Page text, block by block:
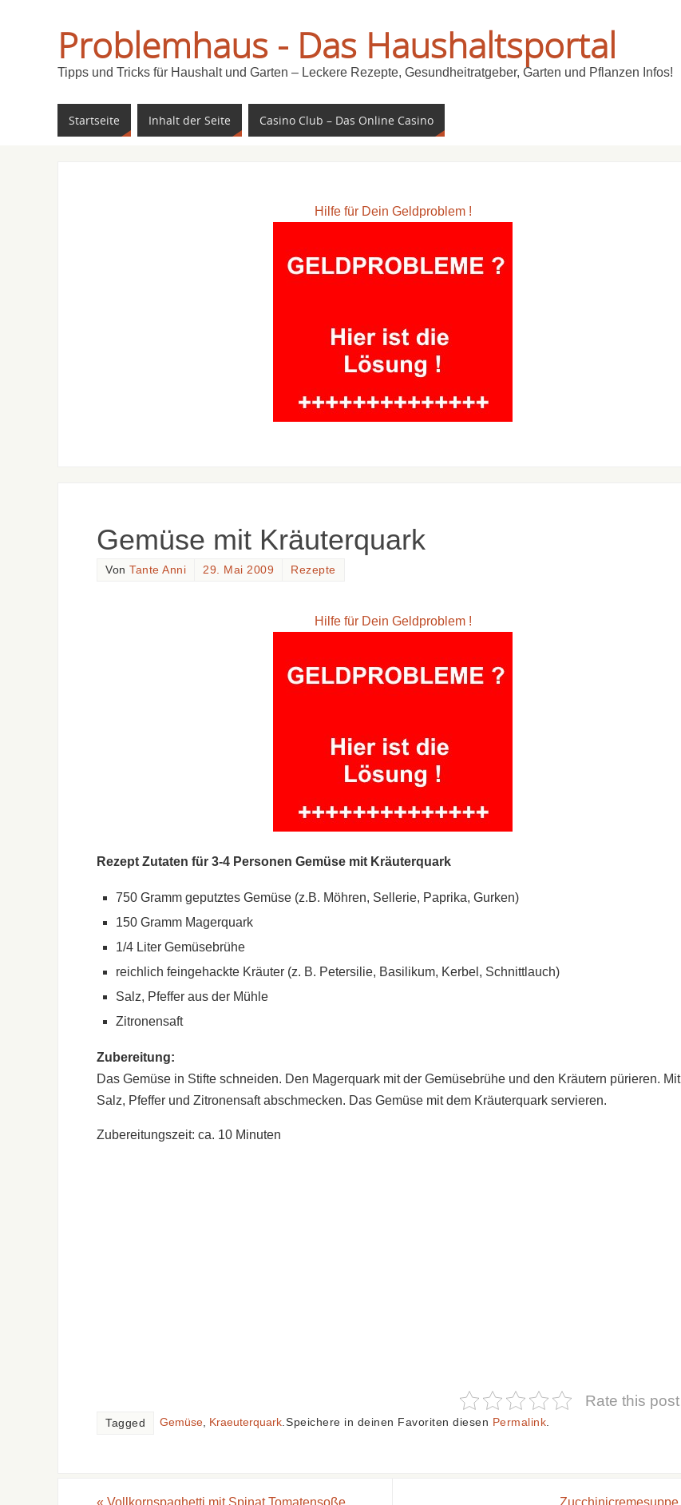
Problemhaus - Das Haushaltsportal
Tipps und Tricks für Haushalt und Garten – Leckere Rezepte, Gesundheitratgeber, Garten und Pflanzen Infos!
Startseite Inhalt der Seite Casino Club – Das Online Casino
Hilfe für Dein Geldproblem !
Gemüse mit Kräuterquark
Von Tante Anni 29. Mai 2009 Rezepte
Hilfe für Dein Geldproblem !
Rezept Zutaten für 3-4 Personen Gemüse mit Kräuterquark
750 Gramm geputztes Gemüse (z.B. Möhren, Sellerie, Paprika, Gurken)
150 Gramm Magerquark
1/4 Liter Gemüsebrühe
reichlich feingehackte Kräuter (z. B. Petersilie, Basilikum, Kerbel, Schnittlauch)
Salz, Pfeffer aus der Mühle
Zitronensaft
Zubereitung:
Das Gemüse in Stifte schneiden. Den Magerquark mit der Gemüsebrühe und den Kräutern pürieren. Mit
Salz, Pfeffer und Zitronensaft abschmecken. Das Gemüse mit dem Kräuterquark servieren.
Zubereitungszeit: ca. 10 Minuten
Rate this post
Tagged Gemüse Kraeuterquark Speichere in deinen Favoriten diesen Permalink
« Vollkornspaghetti mit Spinat Tomatensoße Zucchinicremesuppe